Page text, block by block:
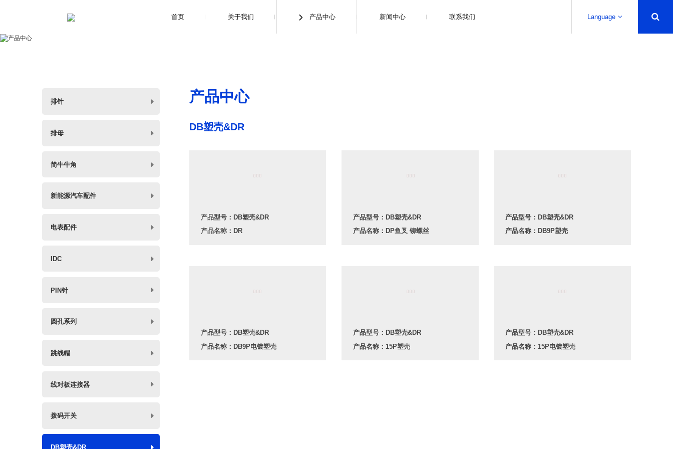
首页 关于我们  产品中心 新闻中心 联系我们 Language
排针
排母
简牛牛角
新能源汽车配件
电表配件
IDC
PIN针
圆孔系列
跳线帽
线对板连接器
拨码开关
DB塑壳&DR
产品中心
DB塑壳&DR
产品型号：DB塑壳&DR
产品名称：DR
产品型号：DB塑壳&DR
产品名称：DP鱼叉 铆螺丝
产品型号：DB塑壳&DR
产品名称：DB9P塑壳
产品型号：DB塑壳&DR
产品名称：DB9P电镀塑壳
产品型号：DB塑壳&DR
产品名称：15P塑壳
产品型号：DB塑壳&DR
产品名称：15P电镀塑壳